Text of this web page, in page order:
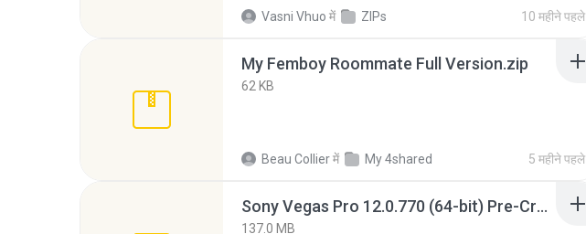
Vasni Vhuo में ZIPs 10 महीने पहले
My Femboy Roommate Full Version.zip
62 KB
Beau Collierमें My 4shared 5 महीने पहले
Sony Vegas Pro 12.0.770 (64-bit) Pre-Cracked.zip
137.0 MB